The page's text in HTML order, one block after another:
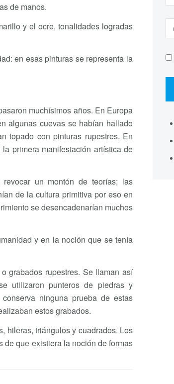
de manos.
y el ocre, tonalidades logradas
en esas pinturas se representa la
muchísimos años. En Europa
algunas cuevas se habían hallado
topado con pinturas rupestres. En
primera manifestación artística de
un montón de teorías; las
de la cultura primitiva por eso en
se desencadenarían muchos
y en la noción que se tenía
grabados rupestres. Se llaman así
utilizaron punteros de piedras y
ninguna prueba de estas
estos grabados.
hileras, triángulos y cuadrados. Los
de que existiera la noción de formas